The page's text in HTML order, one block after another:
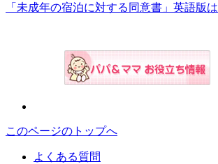
「未成年の宿泊に対する同意書」英語版
このページのトップへ
よくある質問